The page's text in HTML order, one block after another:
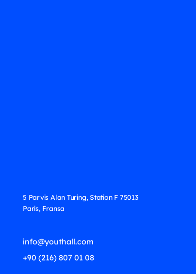
5 Parvis Alan Turing, Station F 75013
Paris, Fransa
info@youthall.com
+90 (216) 807 01 08